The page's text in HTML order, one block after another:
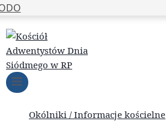
Okólniki / Informacje kościelne